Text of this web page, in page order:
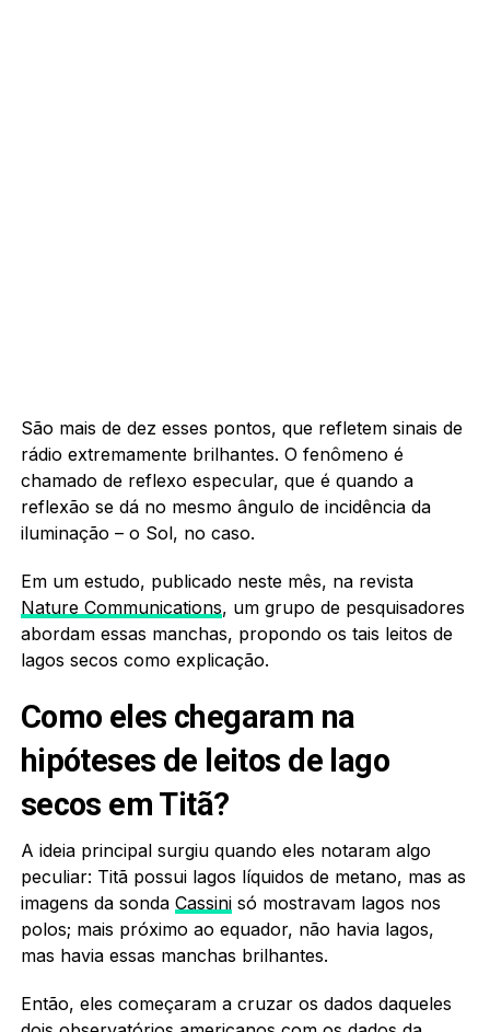
São mais de dez esses pontos, que refletem sinais de
rádio extremamente brilhantes. O fenômeno é
chamado de reflexo especular, que é quando a
reflexão se dá no mesmo ângulo de incidência da
iluminação – o Sol, no caso.
Em um estudo, publicado neste mês, na revista
Nature Communications, um grupo de pesquisadores
abordam essas manchas, propondo os tais leitos de
lagos secos como explicação.
Como eles chegaram na
hipóteses de leitos de lago
secos em Titã?
A ideia principal surgiu quando eles notaram algo
peculiar: Titã possui lagos líquidos de metano, mas as
imagens da sonda Cassinisó mostravam lagos nos
polos; mais próximo ao equador, não havia lagos,
mas havia essas manchas brilhantes.
Então, eles começaram a cruzar os dados daqueles